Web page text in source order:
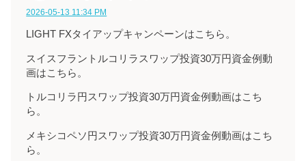
2026-05-13 11:34 PM
LIGHT FXタイアップキャンペーンはこちら。
スイスフラントルコリラスワップ投資30万円資金例動
画はこちら。
トルコリラ円スワップ投資30万円資金例動画はこち
ら。
メキシコペソ円スワップ投資30万円資金例動画はこち
ら。